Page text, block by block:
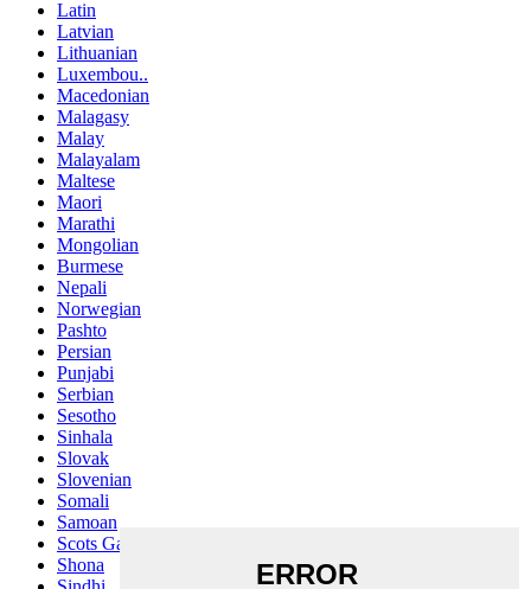
Latin
Latvian
Lithuanian
Luxembou..
Macedonian
Malagasy
Malay
Malayalam
Maltese
Maori
Marathi
Mongolian
Burmese
Nepali
Norwegian
Pashto
Persian
Punjabi
Serbian
Sesotho
Sinhala
Slovak
Slovenian
Somali
Samoan
Scots Gaelic
Shona